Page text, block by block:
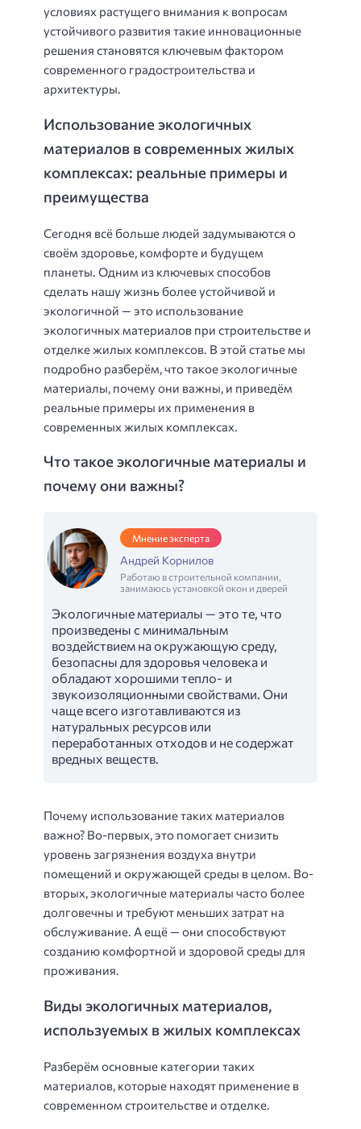
условиях растущего внимания к вопросам
устойчивого развития такие инновационные
решения становятся ключевым фактором
современного градостроительства и
архитектуры.
Использование экологичных
материалов в современных жилых
комплексах: реальные примеры и
преимущества
Сегодня всё больше людей задумываются о
своём здоровье, комфорте и будущем
планеты. Одним из ключевых способов
сделать нашу жизнь более устойчивой и
экологичной — это использование
экологичных материалов при строительстве и
отделке жилых комплексов. В этой статье мы
подробно разберём, что такое экологичные
материалы, почему они важны, и приведём
реальные примеры их применения в
современных жилых комплексах.
Что такое экологичные материалы и
почему они важны?
Мнение эксперта
Андрей Корнилов
Работаю в строительной компании,
занимаюсь установкой окон и дверей
Экологичные материалы — это те, что
произведены с минимальным
воздействием на окружающую среду,
безопасны для здоровья человека и
обладают хорошими тепло- и
звукоизоляционными свойствами. Они
чаще всего изготавливаются из
натуральных ресурсов или
переработанных отходов и не содержат
вредных веществ.
Почему использование таких материалов
важно? Во-первых, это помогает снизить
уровень загрязнения воздуха внутри
помещений и окружающей среды в целом. Во-
вторых, экологичные материалы часто более
долговечны и требуют меньших затрат на
обслуживание. А ещё — они способствуют
созданию комфортной и здоровой среды для
проживания.
Виды экологичных материалов,
используемых в жилых комплексах
Разберём основные категории таких
материалов, которые находят применение в
современном строительстве и отделке.